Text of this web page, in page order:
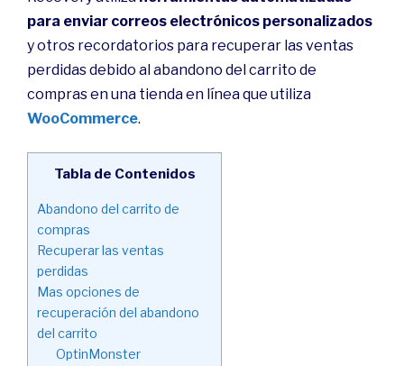
para enviar correos electrónicos personalizados
y otros recordatorios para recuperar las ventas
perdidas debido al abandono del carrito de
compras en una tienda en línea que utiliza
WooCommerce.
Tabla de Contenidos
Abandono del carrito de
compras
Recuperar las ventas
perdidas
Mas opciones de
recuperación del abandono
del carrito
OptinMonster